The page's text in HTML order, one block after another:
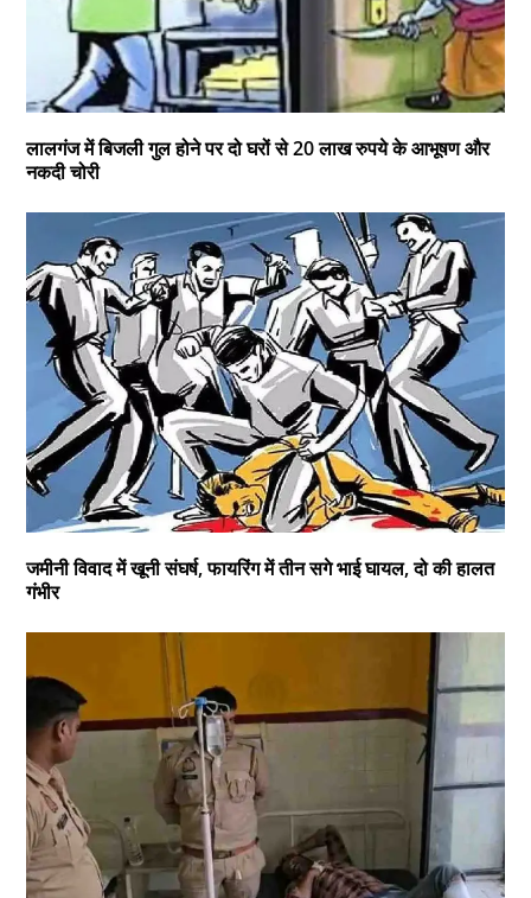
लालगंज में बिजली गुल होने पर दो घरों से 20 लाख रुपये के आभूषण और
नकदी चोरी
जमीनी विवाद में खूनी संघर्ष, फायरिंग में तीन सगे भाई घायल, दो की हालत
गंभीर